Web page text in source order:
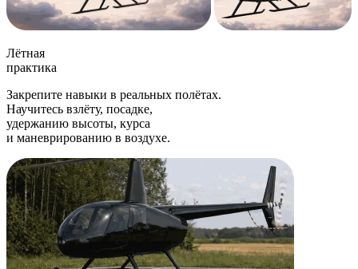
Лётная
практика
Закрепите навыки в реальных полётах.
Научитесь взлёту, посадке,
удержанию высоты, курса
и маневрированию в воздухе.